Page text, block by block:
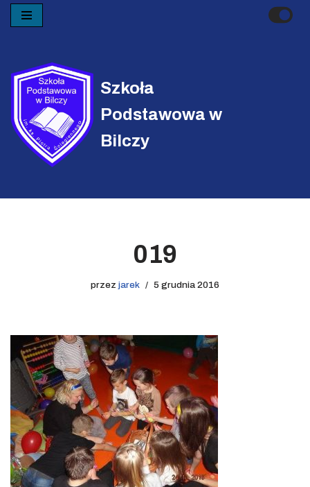
treści
Szkoła
Podstawowa w
Bilczy
019
przez jarek 5 grudnia 2016